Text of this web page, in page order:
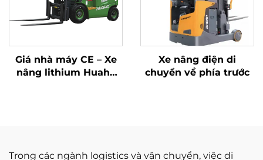
Giá nhà máy CE – Xe
nâng lithium Huahe
Xe nâng điện di
chuyển về phía trước
Trong các ngành logistics và vận chuyển, việc di